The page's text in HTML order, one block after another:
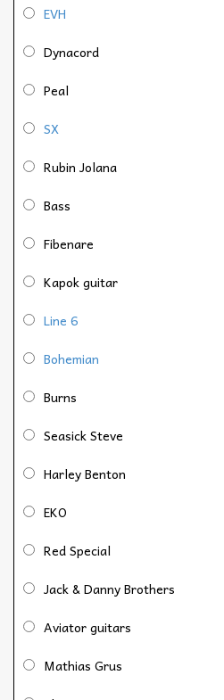
EVH
Dynacord
Peal
SX
Rubin Jolana
Bass
Fibenare
Kapok guitar
Line 6
Bohemian
Burns
Seasick Steve
Harley Benton
EKO
Red Special
Jack & Danny Brothers
Aviator guitars
Mathias Grus